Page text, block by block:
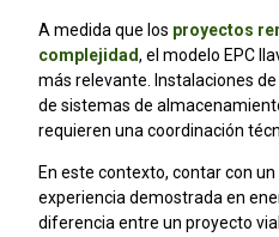
A medida que los proyectos
complejidad, el modelo EPC
más relevante. Instalaciones
de sistemas de
requieren una coordinación
En este contexto, contar con
experiencia demostrada en
diferencia entre un proyecto